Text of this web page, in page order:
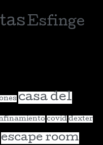
Esfinge
casa del
covid dexter
escape room